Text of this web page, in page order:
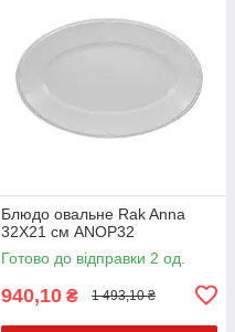
Блюдо овальне Rak Anna
32Х21 см ANOP32
Готово до відправки 2 од.
940,10 ₴ 1 493,10 ₴